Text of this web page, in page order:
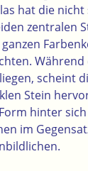
hat die
zentralen
scheint
Stein
hinter
im